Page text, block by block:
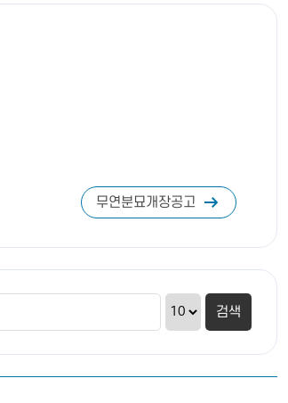
무연분묘개장공고